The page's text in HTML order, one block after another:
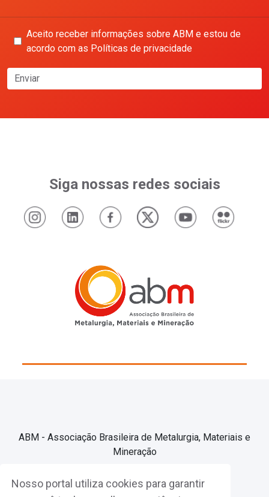
Nosso portal utiliza cookies para garantir
Aceito receber informações sobre ABM e estou de
acordo com as Políticas de privacidade
Enviar
Siga nossas redes sociais
ABM - Associação Brasileira de Metalurgia, Materiais e
Mineração
Associe-se